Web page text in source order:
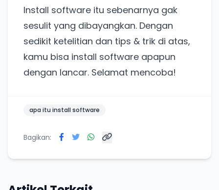
Install software itu sebenarnya gak
sesulit yang dibayangkan. Dengan
sedikit ketelitian dan tips & trik di atas,
kamu bisa install software apapun
dengan lancar. Selamat mencoba!
apa itu install software
Bagikan:
Punya website SMM baru nih! Coba BulkFame
untuk pengalaman lebih baik.
Tanpa daftar ulang, gratis dicoba. Kamu tetap bisa
pakai Zona Sosmed kapan saja.
Coba BulkFame